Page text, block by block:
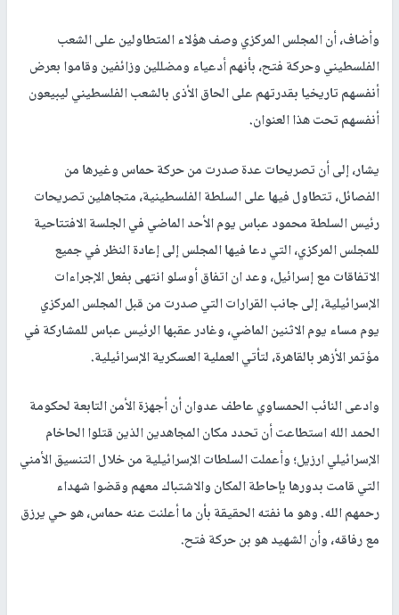
وأضاف، أن المجلس المركزي وصف هؤلاء المتطاولين على الشعب
الفلسطيني وحركة فتح، بأنهم أدعياء ومضللين وزائفين وقاموا بعرض
أنفسهم تاريخيا بقدرتهم على الحاق الأذى بالشعب الفلسطيني ليبيعون
أنفسهم تحت هذا العنوان.
يشار، إلى أن تصريحات عدة صدرت من حركة حماس وغيرها من
الفصائل، تتطاول فيها على السلطة الفلسطينية، متجاهلين تصريحات
رئيس السلطة محمود عباس يوم الأحد الماضي في الجلسة الافتتاحية
للمجلس المركزي، التي دعا فيها المجلس إلى إعادة النظر في جميع
الاتفاقات مع إسرائيل، وعد ان اتفاق أوسلو انتهى بفعل الإجراءات
الإسرائيلية، إلى جانب القرارات التي صدرت من قبل المجلس المركزي
يوم مساء يوم الاثنين الماضي، وغادر عقبها الرئيس عباس للمشاركة في
مؤتمر الأزهر بالقاهرة، لتأتي العملية العسكرية الإسرائيلية.
وادعى النائب الحمساوي عاطف عدوان أن أجهزة الأمن التابعة لحكومة
الحمد الله استطاعت أن تحدد مكان المجاهدين الذين قتلوا الحاخام
الإسرائيلي ارزيل؛ وأعملت السلطات الإسرائيلية من خلال التنسيق الأمني
التي قامت بدورها بإحاطة المكان والاشتباك معهم وقضوا شهداء
رحمهم الله. وهو ما نفته الحقيقة بأن ما أعلنت عنه حماس، هو حي يرزق
مع رفاقه، وأن الشهيد هو بن حركة فتح.